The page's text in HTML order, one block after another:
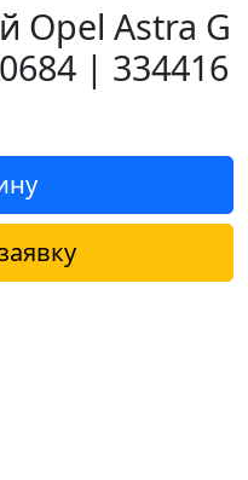
Opel Astra G
| 334416